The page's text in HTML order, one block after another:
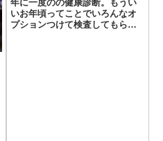
年に一度のの健康診断。もうい
いお年頃ってことでいろんなオ
プションつけて検査してもらい